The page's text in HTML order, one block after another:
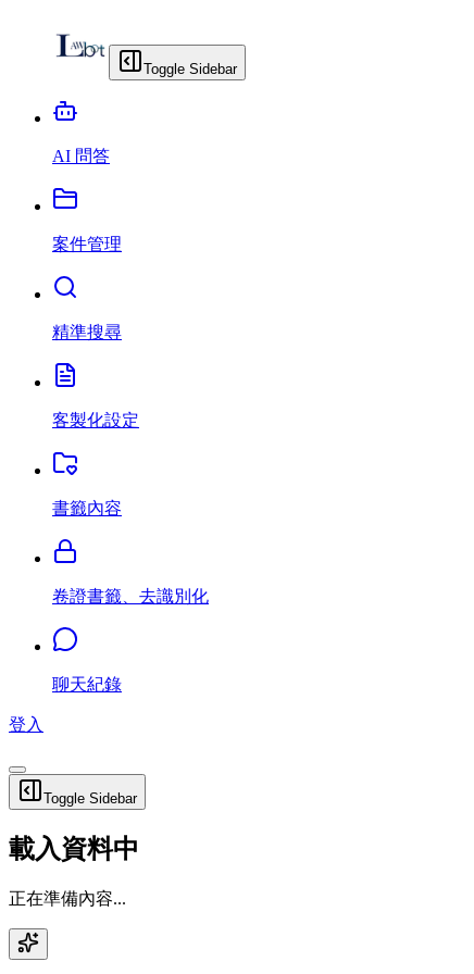
Toggle Sidebar
AI 問答
案件管理
精準搜尋
客製化設定
書籤內容
卷證書籤、去識別化
聊天紀錄
登入
Toggle Sidebar
載入資料中
正在準備內容...